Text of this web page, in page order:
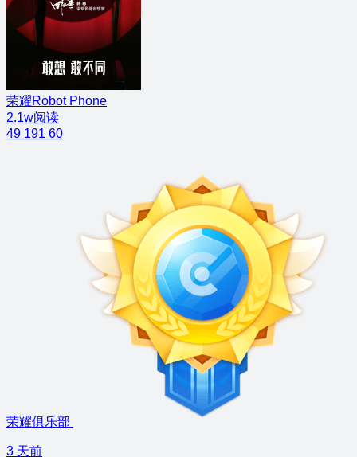
荣耀Robot Phone
2.1w阅读
49 191 60
荣耀俱乐部
3 天前